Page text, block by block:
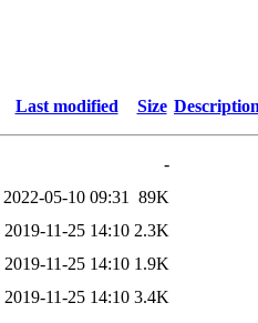
Last modified Size
-
2022-05-10 09:31
89K
2019-11-25 14:10 2.3K
2019-11-25 14:10 1.9K
2019-11-25 14:10 3.4K